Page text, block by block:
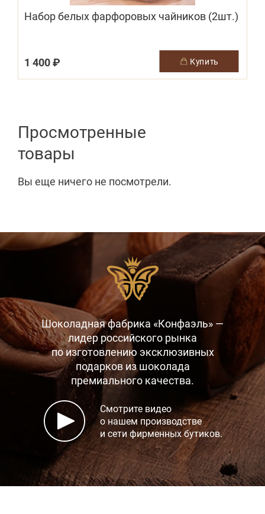
Набор белых фарфоровых чайников (2шт.)
1 400 ₽ купить
Просмотренные
товары
Вы еще ничего не посмотрели.
Шоколадная фабрика «Конфаэль» —
лидер российского рынка
по изготовлению эксклюзивных
подарков из шоколада
премиального качества.
Смотрите видео
о нашем производстве
и сети фирменных бутиков.